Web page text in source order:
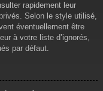
rapidement leur
Selon le style utilisé,
éventuellement être
à votre liste d’ignorés,
par défaut.